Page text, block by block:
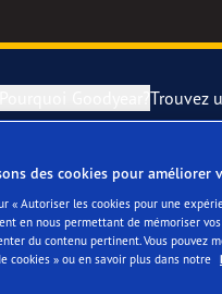
Pourquoi Goodyear?
F1 SuperSport
Trouvez
des cookies pour améliorer
« Autoriser les cookies pour une
en nous permettant de mémoriser
du contenu pertinent. Vous pouvez
cookies » ou en savoir plus dans notre